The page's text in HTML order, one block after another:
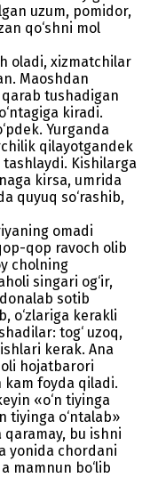
uzum, pomidor,
qo‘shni mol
oladi, xizmatchilar
Maoshdan
tushadigan
kiradi.
Yurganda
qilayotgandek
Kishilarga
kirsa, umrida
quyuq so‘rashib,
omadi
qop ravoch olib
cholning
singari og‘ir,
sotib
o‘zlariga kerakli
tog‘ uzoq,
kerak. Ana
hojatbarori
kam foyda qiladi.
«o‘n tiyinga
tiyinga o‘ntalab»
bu ishni
yonida chordani
mamnun bo‘lib